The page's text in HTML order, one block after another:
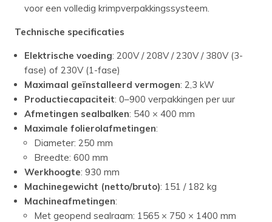
voor een volledig krimpverpakkingssysteem.
Technische specificaties
Elektrische voeding: 200V / 208V / 230V / 380V (3-
fase) of 230V (1-fase)
Maximaal geïnstalleerd vermogen: 2,3 kW
Productiecapaciteit: 0–900 verpakkingen per uur
Afmetingen sealbalken: 540 × 400 mm
Maximale folierolafmetingen:
Diameter: 250 mm
Breedte: 600 mm
Werkhoogte: 930 mm
Machinegewicht (netto/bruto): 151 / 182 kg
Machineafmetingen:
Met geopend sealraam: 1565 × 750 × 1400 mm